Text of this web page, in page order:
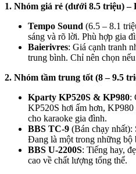
1. Nhóm giá rẻ (dưới 8.5 triệu)
Tempo Sound (6.5 – 8.1
sáng và rõ lời. Phù hợp gia
Baierivres: Giá cạnh tranh
trung bình. Chỉ nên chọn
2. Nhóm tầm trung tốt (8 – 9.5
Kparty KP520S & KP980:
KP520S hơi ấm hơn, KP980
cho karaoke gia đình.
BBS TC-9 (Bán chạy nhất):
Đang là một trong những bộ
BBS U-2200S: Tiếng hay,
cao về chất lượng tổng thể.